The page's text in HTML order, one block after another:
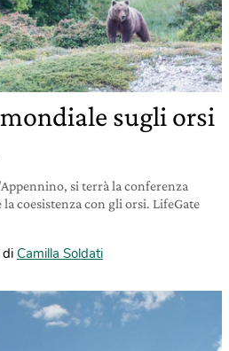
sugli orsi
si terrà la conferenza
la coesistenza con gli orsi. LifeGate
di Camilla Soldati